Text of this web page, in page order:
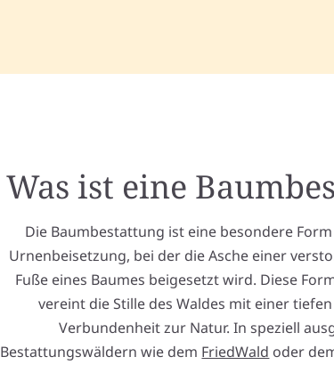
Was ist eine
Die Baumbestattung ist eine besondere
Urnenbeisetzung, bei der die Asche einer
Fuße eines Baumes beigesetzt wird. Diese
vereint die Stille des Waldes mit einer
Verbundenheit zur Natur. In speziell
Bestattungswäldern wie dem FriedWald oder